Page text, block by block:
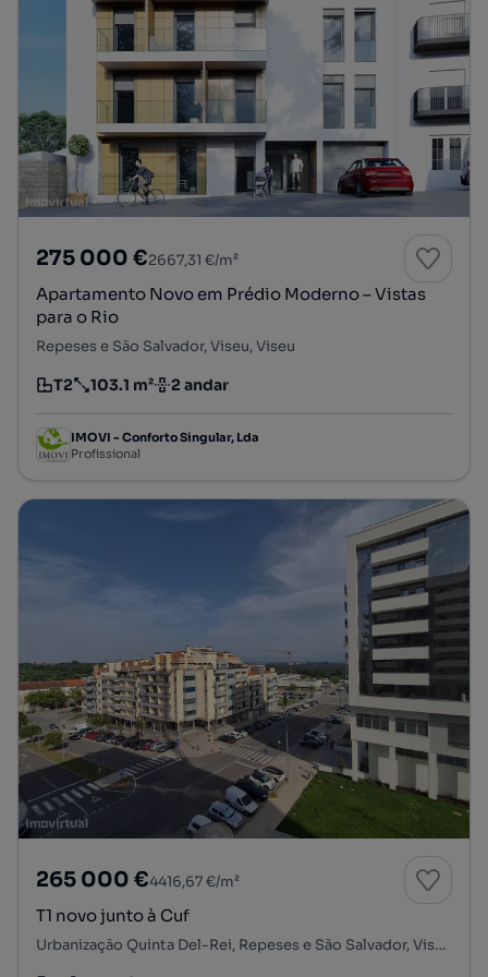
275 000 €2667,31 €/m²
Apartamento Novo em Prédio Moderno – Vistas
para o Rio
Repeses e São Salvador, Viseu, Viseu
Tipologia
T2
Preço por metro quadrado
103.1 m²
Andar 2 andar
IMOVI - Conforto Singular, Lda
Profissional
265 000 €4416,67 €/m²
T1 novo junto à Cuf
Urbanização Quinta Del-Rei, Repeses e São Salvador, Viseu, Viseu